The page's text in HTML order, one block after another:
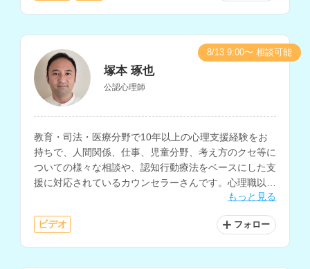
塚本 琢也
公認心理師
教育・司法・医療分野で10年以上の心理支援経験をお
持ちで、人間関係、仕事、児童分野、考え方のクセ等に
ついての様々な相談や、認知行動療法をベースにした支
援に対応されているカウンセラーさんです。心理職以外
もっと見る
ビデオ フォロー
8/13 9:00〜 相談可能